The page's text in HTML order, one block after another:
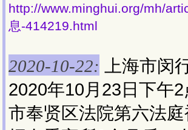
http://www.minghui.org/mh/
息-414219.html
2020-10-22: 上海市闵
2020年10月23日下午
市奉贤区法院第六法